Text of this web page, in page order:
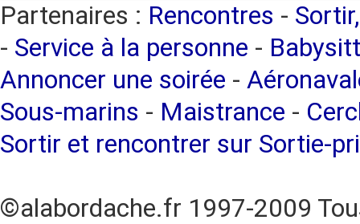
Partenaires : Rencontres -
- Service à la personne -
Annoncer une soirée -
Sous-marins - Maistrance -
Sortir et rencontrer sur Sortie-
©alabordache.fr 1997-2009